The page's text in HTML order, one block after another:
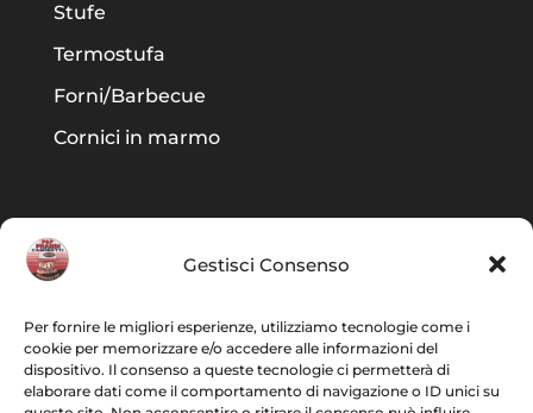
Gestisci Consenso
Per fornire le migliori esperienze, utilizziamo tecnologie come i
cookie per memorizzare e/o accedere alle informazioni del
dispositivo. Il consenso a queste tecnologie ci permetterà di
elaborare dati come il comportamento di navigazione o ID unici su
Stufe
Termostufa
Forni/Barbecue
Cornici in marmo
Area legale
Privacy Policy
Cookie Policy